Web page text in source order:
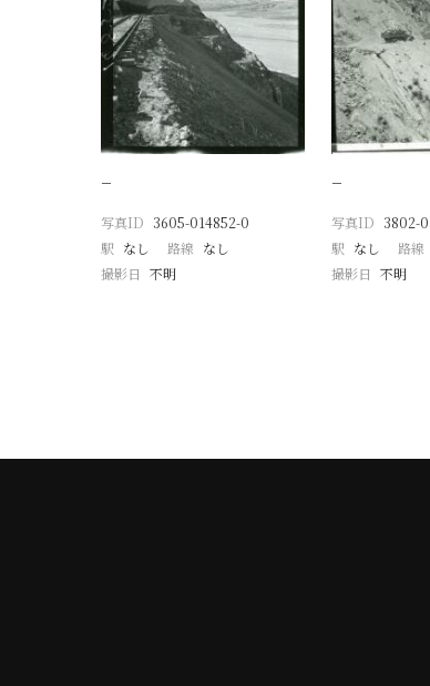
−
写真ID 3605-014852-0
駅 なし 路線 なし
撮影日 不明
−
写真ID 3802-
駅 なし 路線
撮影日 不明